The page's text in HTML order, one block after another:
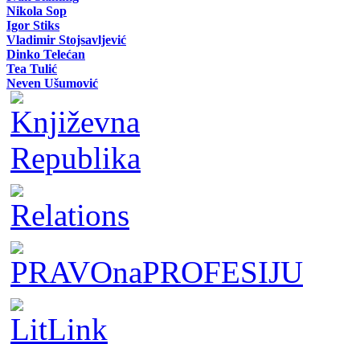
Nikola Sop
Igor Stiks
Vladimir Stojsavljević
Dinko Telećan
Tea Tulić
Neven Ušumović